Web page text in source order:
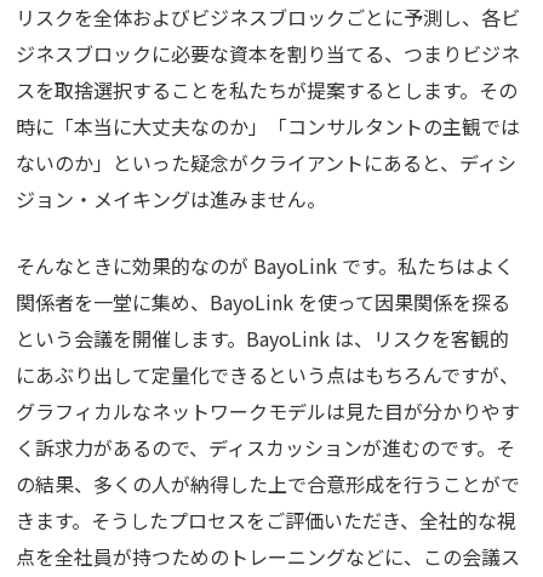
リスクを全体およびビジネスブロックごとに予測し、各ビ
ジネスブロックに必要な資本を割り当てる、つまりビジネ
スを取捨選択することを私たちが提案するとします。その
時に「本当に大丈夫なのか」「コンサルタントの主観では
ないのか」といった疑念がクライアントにあると、ディシ
ジョン・メイキングは進みません。
そんなときに効果的なのが BayoLink です。私たちはよく
関係者を一堂に集め、 BayoLink を使って因果関係を探る
という会議を開催します。 BayoLink は、リスクを客観的
にあぶり出して定量化できるという点はもちろんですが、
グラフィカルなネットワークモデルは見た目が分かりやす
く訴求力があるので、ディスカッションが進むのです。そ
の結果、多くの人が納得した上で合意形成を行うことがで
きます。そうしたプロセスをご評価いただき、全社的な視
点を全社員が持つためのトレーニングなどに、この会議ス